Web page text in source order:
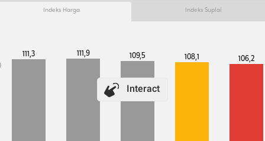
Interact
Indeks Harga Indeks Suplai
111,3 111,9 109,5 108,1 106,2